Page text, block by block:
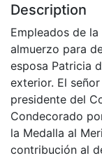
Description
Empleados de
almuerzo para
esposa Patricia
exterior. El
presidente del
Condecorado
la Medalla al
contribución al